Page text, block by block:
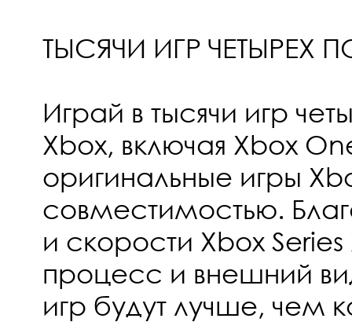
ТЫСЯЧИ ИГР ЧЕТЫРЕХ
Играй в тысячи игр
Xbox, включая Xbox
оригинальные игры
совместимостью.
и скорости Xbox Series
процесс и внешний
игр будут лучше, чем